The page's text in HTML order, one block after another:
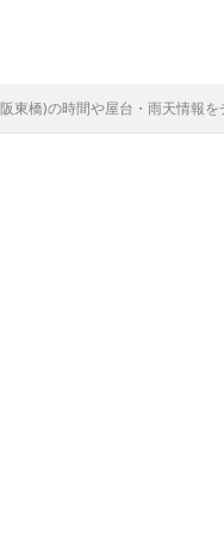
東橋)の時間や屋台・雨天情報を